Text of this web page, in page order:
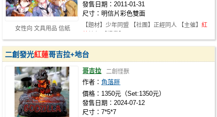
女性向 文具用品 信紙
發售日期：2011-01-31
尺寸：明信片彩色雙面
【題材】少年同盟 【社團】正經同人 【主催】紅
二創發光紅蓮哥吉拉+地台
哥吉拉 二創怪獸
作者： 角落胖
價格：1350元（Set:1350元）
發售日期：2024-07-12
尺寸：7*5*7